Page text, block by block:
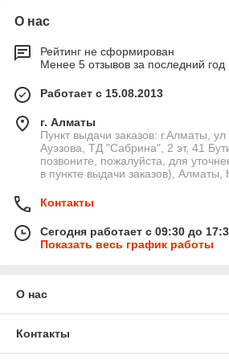
О нас
Рейтинг не сформирован
Менее 5 отзывов за последний год
Работает с 15.08.2013
г. Алматы
Пункт выдачи заказов: г.Алматы,
Ауэзова, ТД "Сабрина", 2 эт, 41
позвоните, пожалуйста, для
в пункте выдачи заказов), Алматы,
Контакты
Сегодня работает с 09:30 до
Показать весь график работы
О нас
Контакты